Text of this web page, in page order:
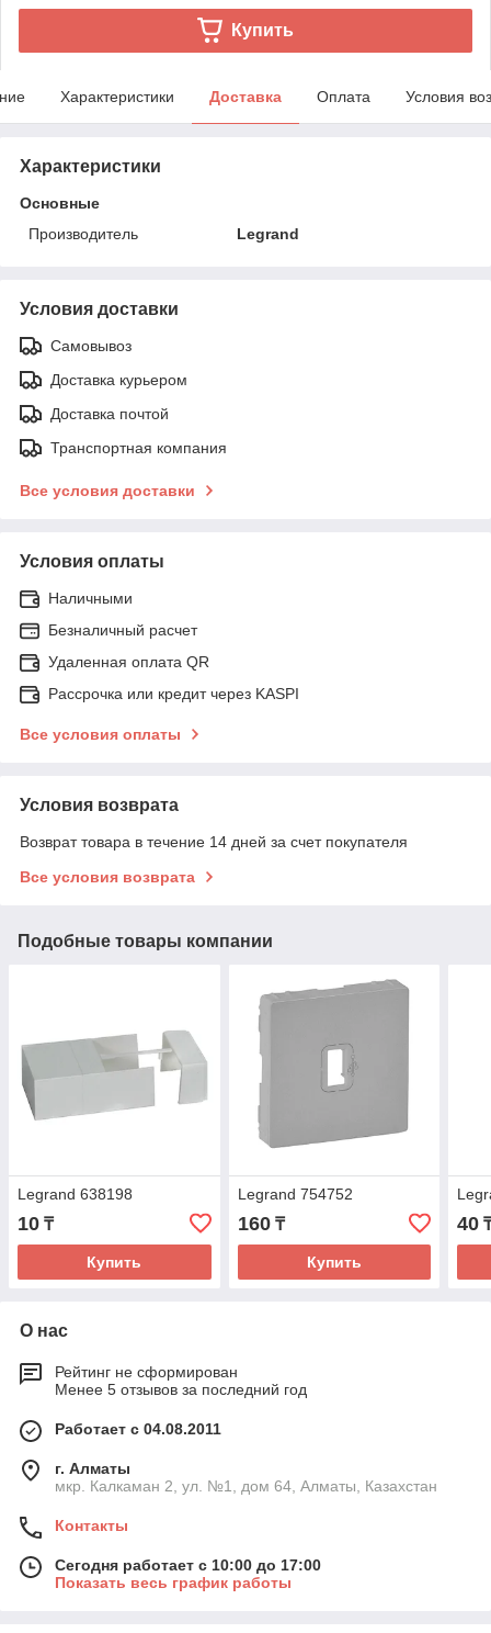
Купить
Характеристики Доставка Оплата Условия
Характеристики
Основные
Производитель
Legrand
Условия доставки
Самовывоз
Доставка курьером
Доставка почтой
Транспортная компания
Все условия доставки
Условия оплаты
Наличными
Безналичный расчет
Удаленная оплата QR
Рассрочка или кредит через KASPI
Все условия оплаты
Условия возврата
Возврат товара в течение 14 дней за счет покупателя
Все условия возврата
Подобные товары компании
Legrand 638198
10 ₸
Купить
Legrand 754752
160₸
Купить
40
О нас
Рейтинг не сформирован
Менее 5 отзывов за последний год
Работает с 04.08.2011
г. Алматы
мкр. Калкаман 2, ул. №1, дом 64, Алматы, Казахстан
Контакты
Сегодня работает с 10:00 до 17:00
Показать весь график работы